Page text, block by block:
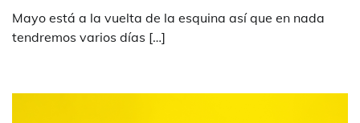
Mayo está a la vuelta de la esquina así que en nada
tendremos varios días […]